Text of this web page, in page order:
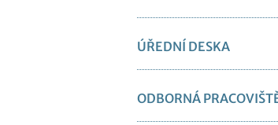
ÚŘEDNÍ DESKA
ODBORNÁ